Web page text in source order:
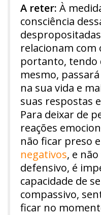
A reter: À
consciência
relacionam com
portanto, tendo
mesmo,
na sua vida e
suas respostas
Para deixar de
reações
não ficar preso
negativos, e
defensivo, é
capacidade de
compassivo,
ficar no